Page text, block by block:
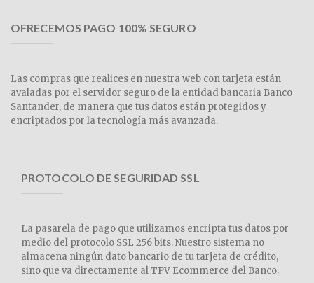
OFRECEMOS PAGO 100% SEGURO
Las compras que realices en nuestra web con tarjeta están
avaladas por el servidor seguro de la entidad bancaria Banco
Santander, de manera que tus datos están protegidos y
encriptados por la tecnología más avanzada.
PROTOCOLO DE SEGURIDAD SSL
La pasarela de pago que utilizamos encripta tus datos por
medio del protocolo SSL 256 bits. Nuestro sistema no
almacena ningún dato bancario de tu tarjeta de crédito,
sino que va directamente al TPV Ecommerce del Banco.